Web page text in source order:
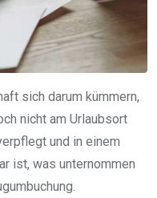
sich darum kümmern,
nicht am Urlaubsort
und in einem
ist, was unternommen